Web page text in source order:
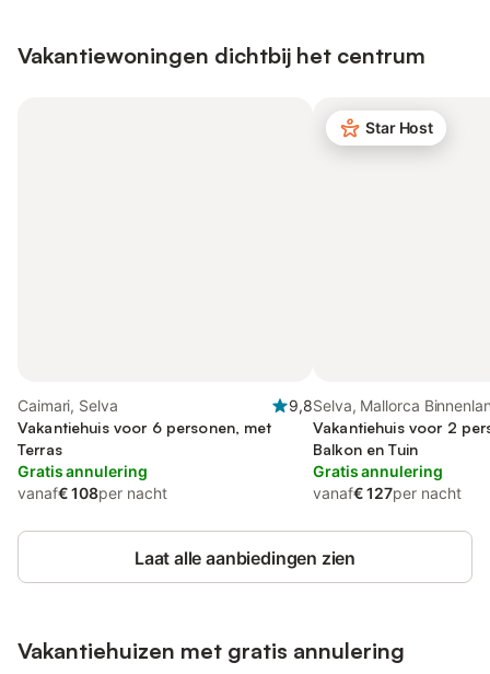
Vakantiewoningen dichtbij het centrum
Caimari, Selva
9,8
Vakantiehuis voor 6 personen, met
Terras
Gratis annulering
vanaf€ 108per nacht
Star Host
Selva, Mallorca
Vakantiehuis voor 2
Balkon en Tuin
Gratis annulering
vanaf€ 127per nacht
Laat alle aanbiedingen zien
Vakantiehuizen met gratis annulering